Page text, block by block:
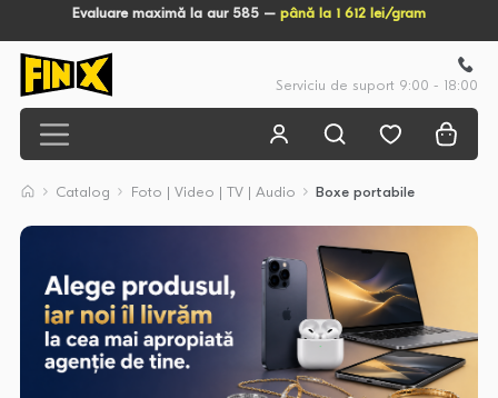
Evaluare maximă la aur 585 – până la 1 612 lei/gram
Serviciu de suport 9:00 - 18:00
Catalog Foto | Video | TV | Audio Boxe portabile